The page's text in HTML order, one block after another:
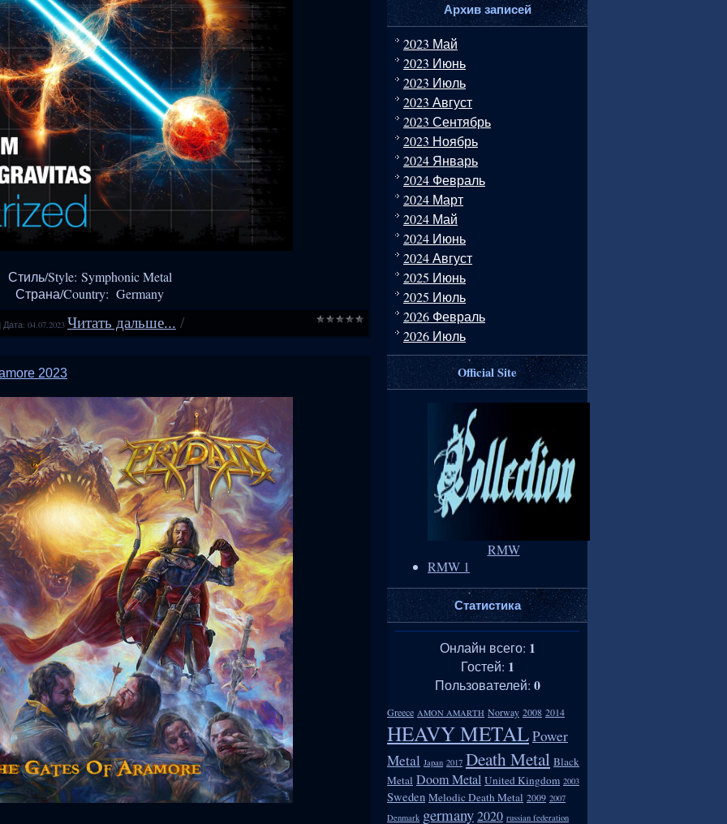
Стиль/Style: Symphonic Metal
Страна/Country: Germany
Дата: 04.07.2023 Читать дальше... /
2023
Архив записей
2023 Май
2023 Июнь
2023 Июль
2023 Август
2023 Сентябрь
2023 Ноябрь
2024 Январь
2024 Февраль
2024 Март
2024 Май
2024 Июнь
2024 Август
2025 Июнь
2025 Июль
2026 Февраль
2026 Июль
Official Site
RMW
RMW 1
Статистика
Онлайн всего: 1
Гостей: 1
Пользователей: 0
Greece AMON AMARTH Norway 2008 2014
HEAVY METALPower
Metal Japan 2017 Death Metal Black
Metal Doom Metal United Kingdom 2003
Sweden Melodic Death Metal 2009 2007
Denmark germany2020 russian federation